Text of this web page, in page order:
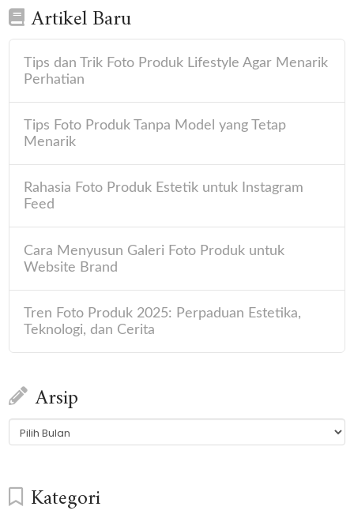
Artikel Baru
Tips dan Trik Foto Produk Lifestyle Agar Menarik
Perhatian
Tips Foto Produk Tanpa Model yang Tetap
Menarik
Rahasia Foto Produk Estetik untuk Instagram
Feed
Cara Menyusun Galeri Foto Produk untuk
Website Brand
Tren Foto Produk 2025: Perpaduan Estetika,
Teknologi, dan Cerita
Arsip
Arsip
Kategori